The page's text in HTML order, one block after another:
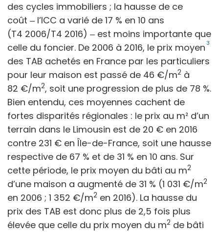
des cycles immobiliers ; la hausse de ce
coût ‒ l’ICC a varié de 17 % en 10 ans
(T4 2006/T4 2016) ‒ est moins importante que
celle du foncier. De 2006 à 2016, le prix moyen 3
des TAB achetés en France par les particuliers
pour leur maison est passé de 46 €/m2 à
82 €/m2, soit une progression de plus de 78 %.
Bien entendu, ces moyennes cachent de
fortes disparités régionales : le prix au m² d’un
terrain dans le Limousin est de 20 € en 2016
contre 231 € en Île-de-France, soit une hausse
respective de 67 % et de 31 % en 10 ans. Sur
cette période, le prix moyen du bâti au m2
d’une maison a augmenté de 31 % (1 031 €/m2
en 2006 ; 1 352 €/m2 en 2016). La hausse du
prix des TAB est donc plus de 2,5 fois plus
élevée que celle du prix moyen du m2 de bâti